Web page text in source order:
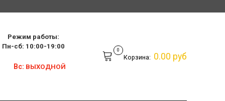
Режим работы:
19:00
Вс: ВЫХОДНОЙ
0
Корзина: 0.00 руб